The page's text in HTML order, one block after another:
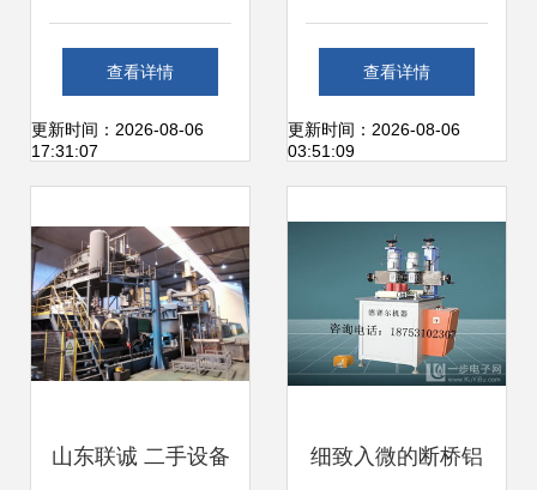
备引进 安装调试圆
满成功，服务精准
查看详情
更新时间：2026-08-06
17:31:07
装调试方案与仪器
设备安装调试服务
查看详情
更新时间：2026-08-06
03:51:09
山东联诚 二手设备 细致入微的断桥铝